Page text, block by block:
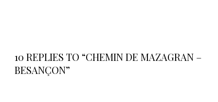
10 REPLIES TO “CHEMIN DE MAZAGRAN –
BESANÇON”